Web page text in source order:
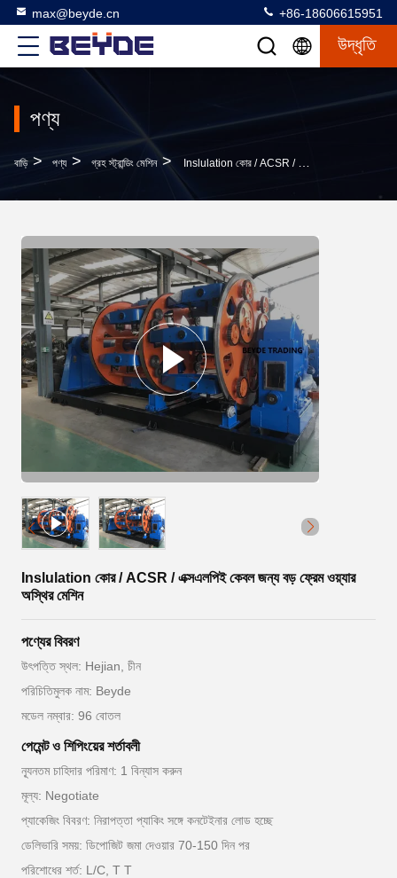
max@beyde.cn +86-18606615951
উদ্ধৃতি
পণ্য
বাড়ি > পণ্য > গ্রহ স্ট্রান্ডিং মেশিন > Inslulation কোর / ACSR / এক্সএলপিই কেবল জন্য বড় ফ্রেম ওয়্যার অস্থির মেশিন
Inslulation কোর / ACSR / এক্সএলপিই কেবল জন্য বড় ফ্রেম ওয়্যার
অস্থির মেশিন
পণ্যের বিবরণ
উৎপত্তি স্থল: Hejian, চীন
পরিচিতিমুলক নাম: Beyde
মডেল নম্বার: 96 বোতল
পেমেন্ট ও শিপিংয়ের শর্তাবলী
ন্যূনতম চাহিদার পরিমাণ: 1 বিন্যাস করুন
মূল্য: Negotiate
প্যাকেজিং বিবরণ: নিরাপত্তা প্যাকিং সঙ্গে কনটেইনার লোড হচ্ছে
ডেলিভারি সময়: ডিপোজিট জমা দেওয়ার 70-150 দিন পর
পরিশোধের শর্ত: L/C, T T